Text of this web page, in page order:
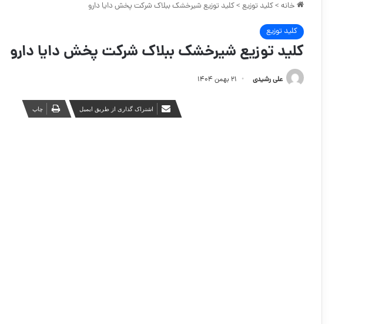
خانه >کلید توزیع >کلید توزیع شیرخشک ببلاک شرکت پخش دایا دارو
کلید توزیع
کلید توزیع شیرخشک ببلاک شرکت پخش دایا دارو
علی رشیدی ۲۱ بهمن ۱۴۰۴
اشتراک گذاری از طریق ایمیل چاپ